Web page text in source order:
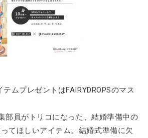
ムプレゼントはFAIRYDROPSのマス
部員がトリコになった、結婚準備中の
てほしいアイテム。結婚式準備に欠